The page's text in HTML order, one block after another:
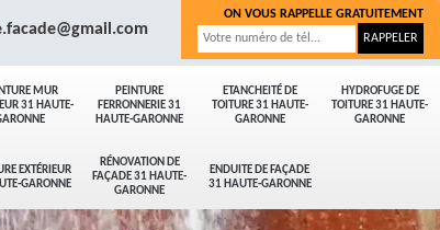
MUR
31 HAUTE-
PEINTURE
FERRONNERIE 31
HAUTE-GARONNE
ETANCHEITÉ DE
TOITURE 31 HAUTE-
GARONNE
HYDROFUGE DE
TOITURE 31 HAUTE-
GARONNE
EXTÉRIEUR
GARONNE
RÉNOVATION DE
FAÇADE 31 HAUTE-
GARONNE
ENDUITE DE FAÇADE
31 HAUTE-GARONNE
ON VOUS RAPPELLE GRATUITEMENT